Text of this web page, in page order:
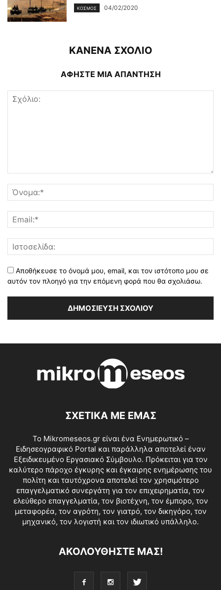
ΚΌΣΜΟΣ 04/02/2020
ΚΑΝΕΝΑ ΣΧΟΛΙΟ
ΑΦΗΣΤΕ ΜΙΑ ΑΠΑΝΤΗΣΗ
Αποθήκευσε το όνομά μου, email, και τον ιστότοπο μου σε
αυτόν τον πλοηγό για την επόμενη φορά που θα σχολιάσω.
ΣΧΕΤΙΚΑ ΜΕ ΕΜΑΣ
Το Mikromeseos.gr είναι ένα Ενημερωτικό –
Ειδησεογραφικό Portal και παράλληλα αποτελεί έναν
Εξειδικευμένο Εργασιακό Σύμβουλο. Πρόκειται για τον
καλύτερο πάροχο έγκυρης και έγκαιρης ενημέρωσης του
πολίτη και ταυτόχρονα αποτελεί τον χρησιμότερο
επαγγελματικό συνεργάτη για τον επιχειρηματία, τον
ελεύθερο επαγγελματία, τον βιοτέχνη, τον έμπορο, τον
μεταφορέα, τον αγρότη, τον γιατρό, τον δικηγόρο, τον
μηχανικό, τον λογιστή και τον ιδιωτικό υπάλληλο.
ΑΚΟΛΟΥΘΗΣΤΕ ΜΑΣ!